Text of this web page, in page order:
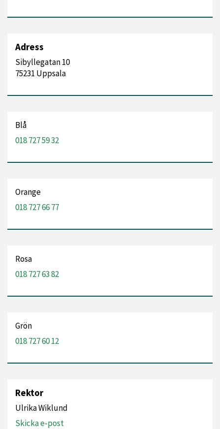
Adress
Sibyllegatan 10
75231 Uppsala
Blå
018 727 59 32
Orange
018 727 66 77
Rosa
018 727 63 82
Grön
018 727 60 12
Rektor
Ulrika Wiklund
Skicka e-post